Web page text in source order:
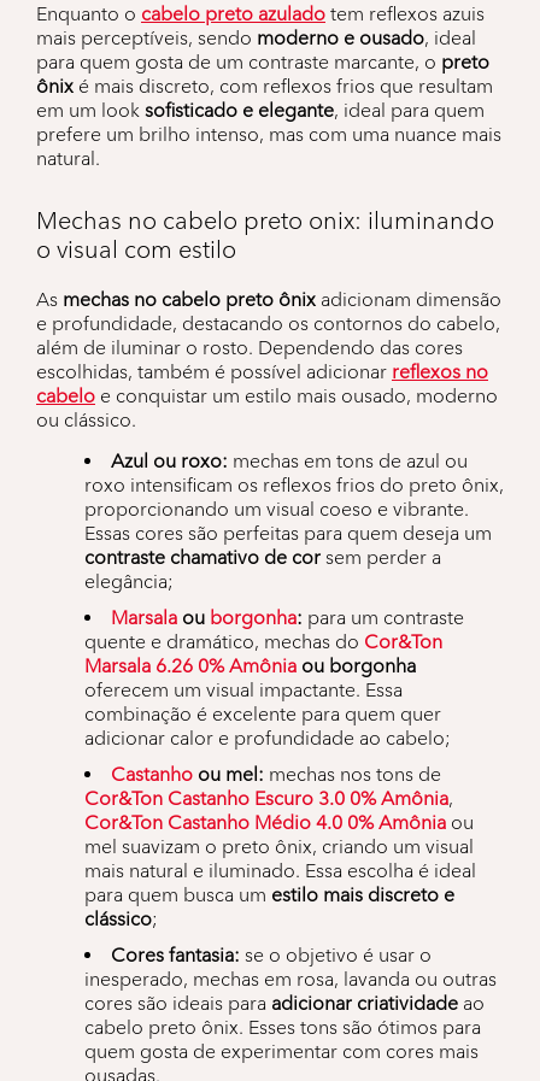
Enquanto o cabelo preto azulado tem reflexos azuis
mais perceptíveis, sendo moderno e ousado, ideal
para quem gosta de um contraste marcante, o preto
ônix é mais discreto, com reflexos frios que resultam
em um look sofisticado e elegante, ideal para quem
prefere um brilho intenso, mas com uma nuance mais
natural.
Mechas no cabelo preto onix: iluminando
o visual com estilo
As mechas no cabelo preto ônix adicionam dimensão
e profundidade, destacando os contornos do cabelo,
além de iluminar o rosto. Dependendo das cores
escolhidas, também é possível adicionar reflexos no
cabelo e conquistar um estilo mais ousado, moderno
ou clássico.
Azul ou roxo: mechas em tons de azul ou
roxo intensificam os reflexos frios do preto ônix,
proporcionando um visual coeso e vibrante.
Essas cores são perfeitas para quem deseja um
contraste chamativo de cor sem perder a
elegância;
Marsala ou borgonha: para um contraste
quente e dramático, mechas do Cor&Ton
Marsala 6.26 0% Amônia ou borgonha
oferecem um visual impactante. Essa
combinação é excelente para quem quer
adicionar calor e profundidade ao cabelo;
Castanho ou mel: mechas nos tons de
Cor&Ton Castanho Escuro 3.0 0% Amônia,
Cor&Ton Castanho Médio 4.0 0% Amônia ou
mel suavizam o preto ônix, criando um visual
mais natural e iluminado. Essa escolha é ideal
para quem busca um estilo mais discreto e
clássico;
Cores fantasia: se o objetivo é usar o
inesperado, mechas em rosa, lavanda ou outras
cores são ideais para adicionar criatividade ao
cabelo preto ônix. Esses tons são ótimos para
quem gosta de experimentar com cores mais
ousadas.